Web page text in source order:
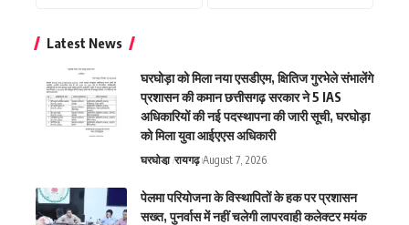
Latest News
घरघोड़ा को मिला नया एसडीएम, क्षितिज गुरभेले संभालेंगे
प्रशासन की कमान छत्तीसगढ़ सरकार ने 5 IAS
अधिकारियों की नई पदस्थापना की जारी सूची, घरघोड़ा
को मिला युवा आईएएस अधिकारी
घरघोडा़ रायगढ़ August 7, 2026
पेलमा परियोजना के विस्थापितों के हक पर प्रशासन
सख्त, पुनर्वास में नहीं चलेगी लापरवाही कलेक्टर मयंक